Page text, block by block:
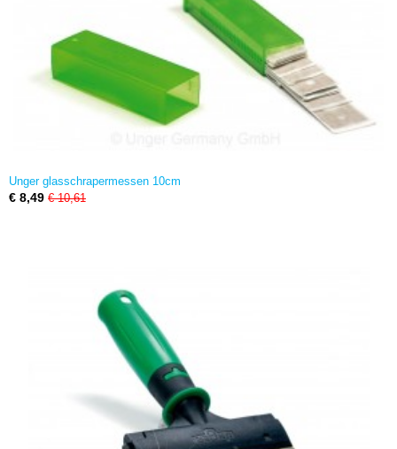
Unger glasschrapermessen 10cm
€ 8,49 € 10,61